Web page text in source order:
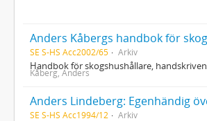
Anders Kåbergs handbok för
SE S-HS Acc2002/65 Arkiv
Handbok för skogshushållare,
Kåberg, Anders
SE S-HS Acc1994/12 Arkiv